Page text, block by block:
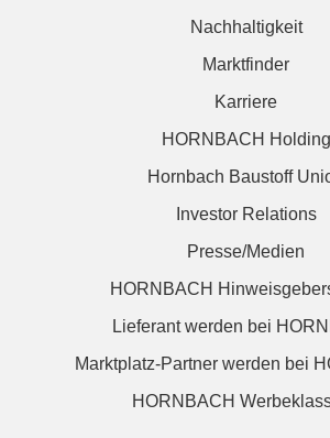
Nachhaltigkeit
Marktfinder
Karriere
HORNBACH Holding
Hornbach Baustoff
Investor Relations
Presse/Medien
HORNBACH
Lieferant werden bei
Marktplatz-Partner werden bei
HORNBACH